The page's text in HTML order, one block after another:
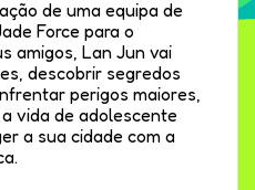
de uma equipa de
Force para o
amigos, Lan Jun vai
descobrir segredos
perigos maiores,
vida de adolescente
a sua cidade com a